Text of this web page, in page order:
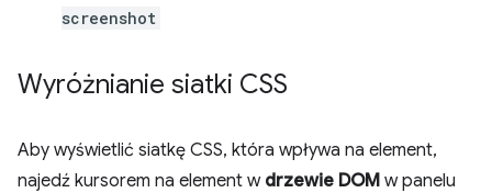
screenshot
Wyróżnianie siatki CSS
Aby wyświetlić siatkę CSS, która wpływa na element,
najedź kursorem na element w drzewie DOM w panelu